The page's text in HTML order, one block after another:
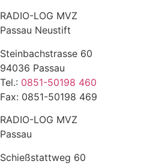
RADIO-LOG MVZ
Passau Neustift
Steinbachstrasse 60
94036 Passau
Tel.: 0851-50198 460
Fax: 0851-50198 469
RADIO-LOG MVZ
Passau
Schießstattweg 60